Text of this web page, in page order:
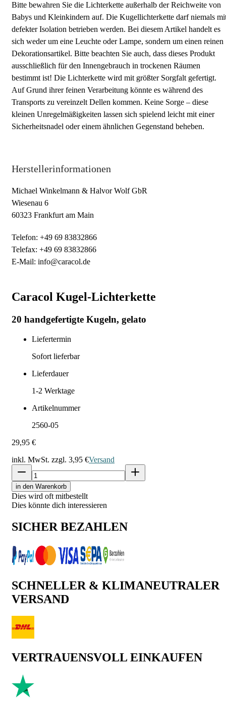
Bitte bewahren Sie die Lichterkette außerhalb der Reichweite von
Babys und Kleinkindern auf. Die Kugellichterkette darf niemals
defekter Isolation betrieben werden. Bei diesem Artikel handelt es
sich weder um eine Leuchte oder Lampe, sondern um einen reinen
Dekorationsartikel. Bitte beachten Sie auch, dass dieses Produkt
ausschließlich für den Innengebrauch in trockenen Räumen
bestimmt ist! Die Lichterkette wird mit größter Sorgfalt gefertigt.
Auf Grund ihrer feinen Verarbeitung könnte es während des
Transports zu vereinzelt Dellen kommen. Keine Sorge – diese
kleinen Unregelmäßigkeiten lassen sich spielend leicht mit einer
Sicherheitsnadel oder einem ähnlichen Gegenstand beheben.
Herstellerinformationen
Michael Winkelmann & Halvor Wolf GbR
Wiesenau 6
60323 Frankfurt am Main
Telefon: +49 69 83832866
Telefax: +49 69 83832866
E-Mail: info@caracol.de
Caracol Kugel-Lichterkette
20 handgefertigte Kugeln, gelato
Liefertermin
Sofort lieferbar
Lieferdauer
1-2 Werktage
Artikelnummer
2560-05
29,95 €
inkl. MwSt. zzgl. 3,95 €Versand
in den Warenkorb
Dies wird oft mitbestellt
Dies könnte dich interessieren
SICHER BEZAHLEN
SCHNELLER & KLIMANEUTRALER
VERSAND
VERTRAUENSVOLL EINKAUFEN